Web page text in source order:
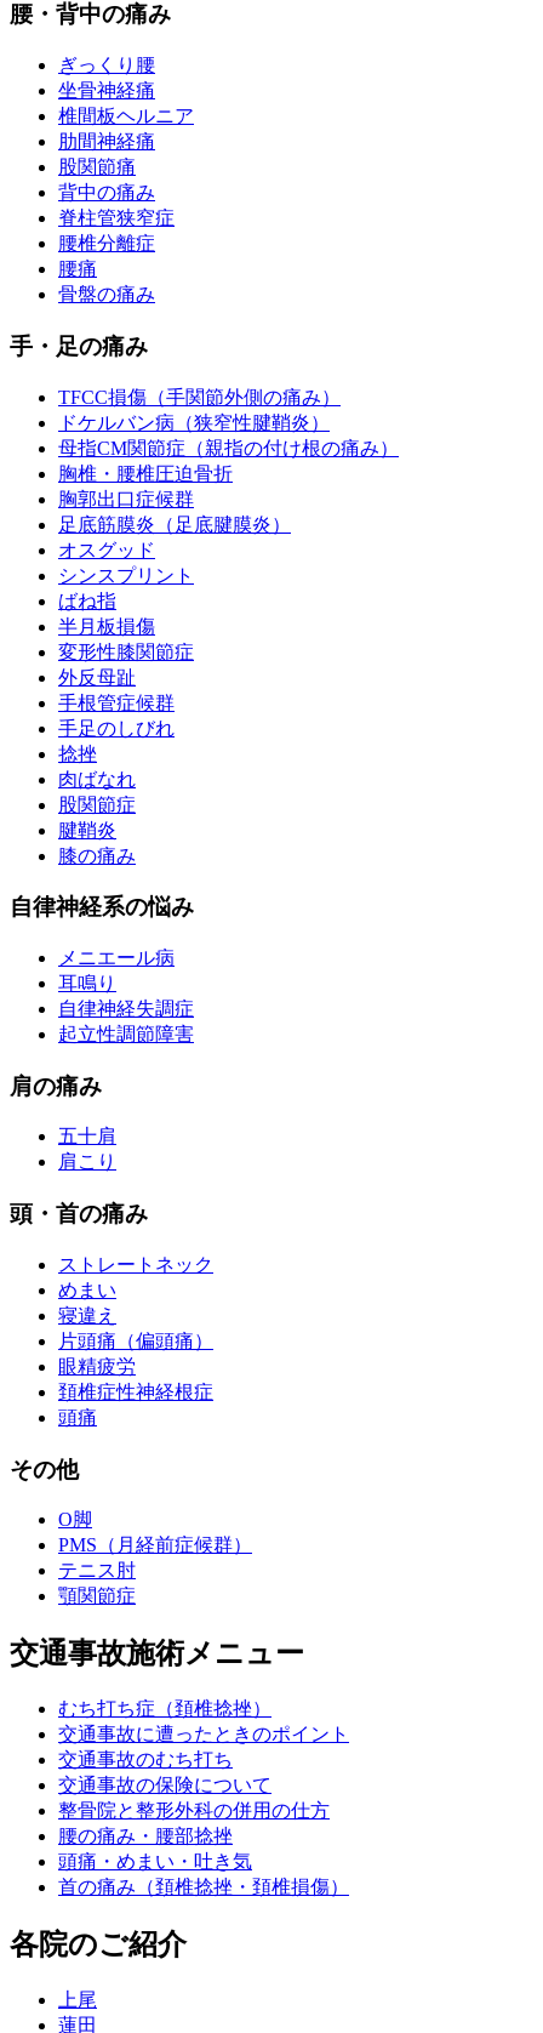
腰・背中の痛み
ぎっくり腰
坐骨神経痛
椎間板ヘルニア
肋間神経痛
股関節痛
背中の痛み
脊柱管狭窄症
腰椎分離症
腰痛
骨盤の痛み
手・足の痛み
TFCC損傷（手関節外側の痛み）
ドケルバン病（狭窄性腱鞘炎）
母指CM関節症（親指の付け根の痛み）
胸椎・腰椎圧迫骨折
胸郭出口症候群
足底筋膜炎（足底腱膜炎）
オスグッド
シンスプリント
ばね指
半月板損傷
変形性膝関節症
外反母趾
手根管症候群
手足のしびれ
捻挫
肉ばなれ
股関節症
腱鞘炎
膝の痛み
自律神経系の悩み
メニエール病
耳鳴り
自律神経失調症
起立性調節障害
肩の痛み
五十肩
肩こり
頭・首の痛み
ストレートネック
めまい
寝違え
片頭痛（偏頭痛）
眼精疲労
頚椎症性神経根症
頭痛
その他
O脚
PMS（月経前症候群）
テニス肘
顎関節症
交通事故施術メニュー
むち打ち症（頚椎捻挫）
交通事故に遭ったときのポイント
交通事故のむち打ち
交通事故の保険について
整骨院と整形外科の併用の仕方
腰の痛み・腰部捻挫
頭痛・めまい・吐き気
首の痛み（頚椎捻挫・頚椎損傷）
各院のご紹介
上尾
蓮田